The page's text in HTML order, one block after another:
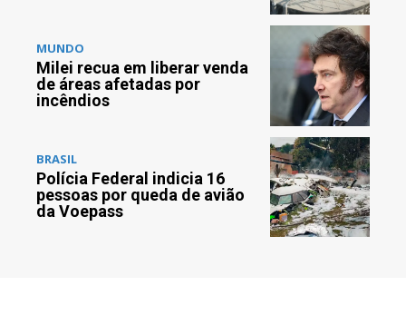
MUNDO
Milei recua em liberar venda
de áreas afetadas por
incêndios
BRASIL
Polícia Federal indicia 16
pessoas por queda de avião
da Voepass